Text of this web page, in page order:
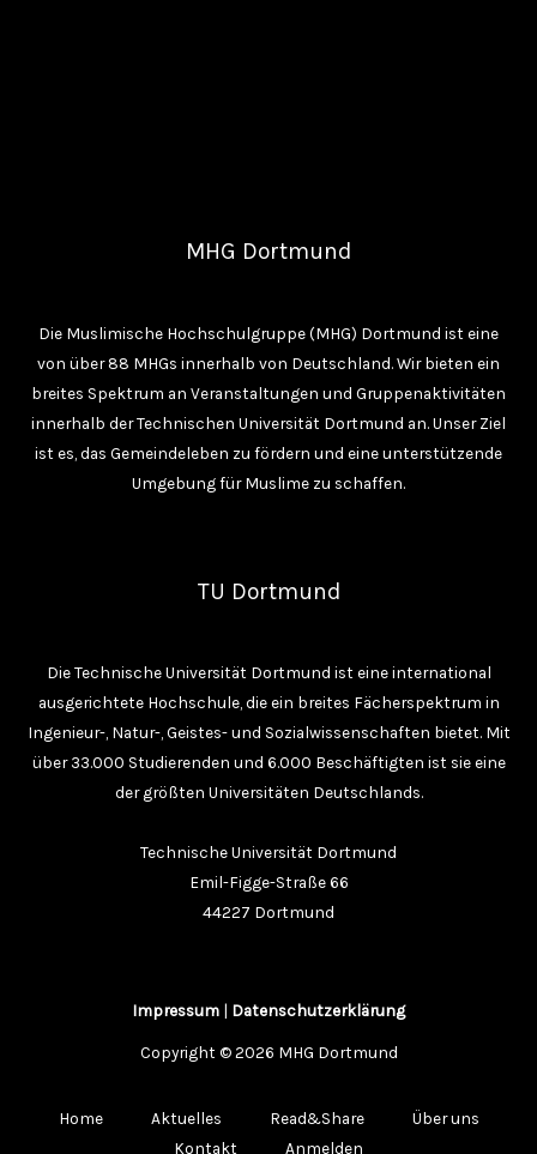
MHG Dortmund
Die Muslimische Hochschulgruppe (MHG) Dortmund ist eine
von über 88 MHGs innerhalb von Deutschland. Wir bieten ein
breites Spektrum an Veranstaltungen und Gruppenaktivitäten
innerhalb der Technischen Universität Dortmund an. Unser Ziel
ist es, das Gemeindeleben zu fördern und eine unterstützende
Umgebung für Muslime zu schaffen.
TU Dortmund
Die Technische Universität Dortmund ist eine international
ausgerichtete Hochschule, die ein breites Fächerspektrum in
Ingenieur-, Natur-, Geistes- und Sozialwissenschaften bietet. Mit
über 33.000 Studierenden und 6.000 Beschäftigten ist sie eine
der größten Universitäten Deutschlands.
Technische Universität Dortmund
Emil-Figge-Straße 66
44227 Dortmund
Impressum | Datenschutzerklärung
Copyright © 2026 MHG Dortmund
Home Aktuelles Read&Share
Über uns
Kontakt
Anmelden